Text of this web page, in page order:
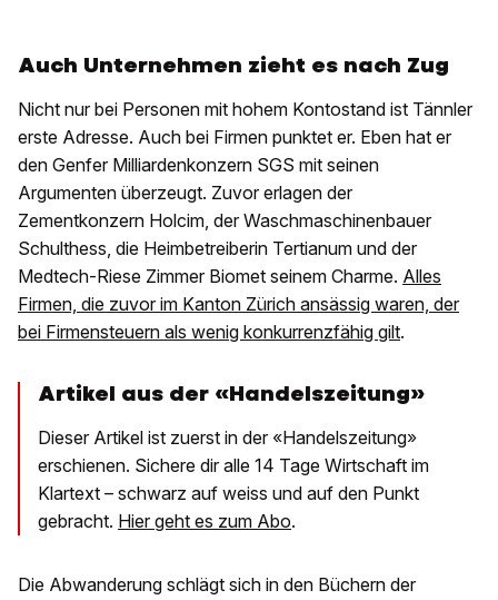
Auch Unternehmen zieht es nach Zug
Nicht nur bei Personen mit hohem Kontostand ist Tännler
erste Adresse. Auch bei Firmen punktet er. Eben hat er
den Genfer Milliardenkonzern SGS mit seinen
Argumenten überzeugt. Zuvor erlagen der
Zementkonzern Holcim, der Waschmaschinenbauer
Schulthess, die Heimbetreiberin Tertianum und der
Medtech-Riese Zimmer Biomet seinem Charme. Alles
Firmen, die zuvor im Kanton Zürich ansässig waren, der
bei Firmensteuern als wenig konkurrenzfähig gilt.
Artikel aus der «Handelszeitung»
Dieser Artikel ist zuerst in der «Handelszeitung»
erschienen. Sichere dir alle 14 Tage Wirtschaft im
Klartext – schwarz auf weiss und auf den Punkt
gebracht. Hier geht es zum Abo.
Die Abwanderung schlägt sich in den Büchern der